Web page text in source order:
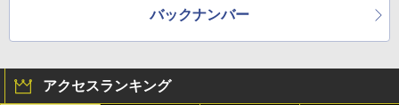
バックナンバー
アクセスランキング